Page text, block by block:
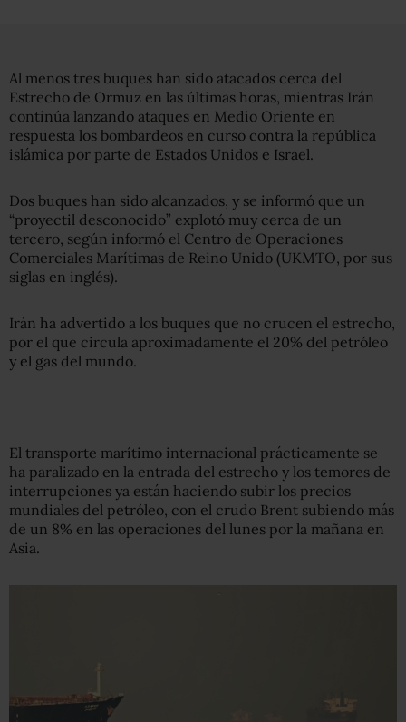
Al menos tres buques han sido atacados cerca del
Estrecho de Ormuz en las últimas horas, mientras Irán
continúa lanzando ataques en Medio Oriente en
respuesta los bombardeos en curso contra la república
islámica por parte de Estados Unidos e Israel.
Dos buques han sido alcanzados, y se informó que un
“proyectil desconocido” explotó muy cerca de un
tercero, según informó el Centro de Operaciones
Comerciales Marítimas de Reino Unido (UKMTO, por sus
siglas en inglés).
Irán ha advertido a los buques que no crucen el estrecho,
por el que circula aproximadamente el 20% del petróleo
y el gas del mundo.
El transporte marítimo internacional prácticamente se
ha paralizado en la entrada del estrecho y los temores de
interrupciones ya están haciendo subir los precios
mundiales del petróleo, con el crudo Brent subiendo más
de un 8% en las operaciones del lunes por la mañana en
Asia.